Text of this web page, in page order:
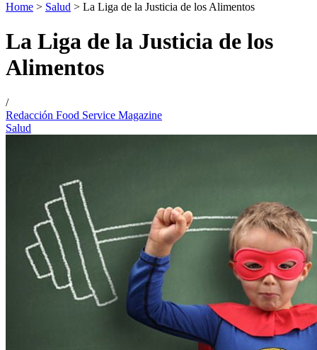
Home > Salud > La Liga de la Justicia de los Alimentos
La Liga de la Justicia de los
Alimentos
/
Redacción Food Service Magazine
Salud